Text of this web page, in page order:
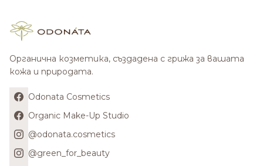
Органична козметика, създадена с грижа за вашата
кожа и природата.
Odonata Cosmetics
Organic Make-Up Studio
@odonata.cosmetics
@green_for_beauty